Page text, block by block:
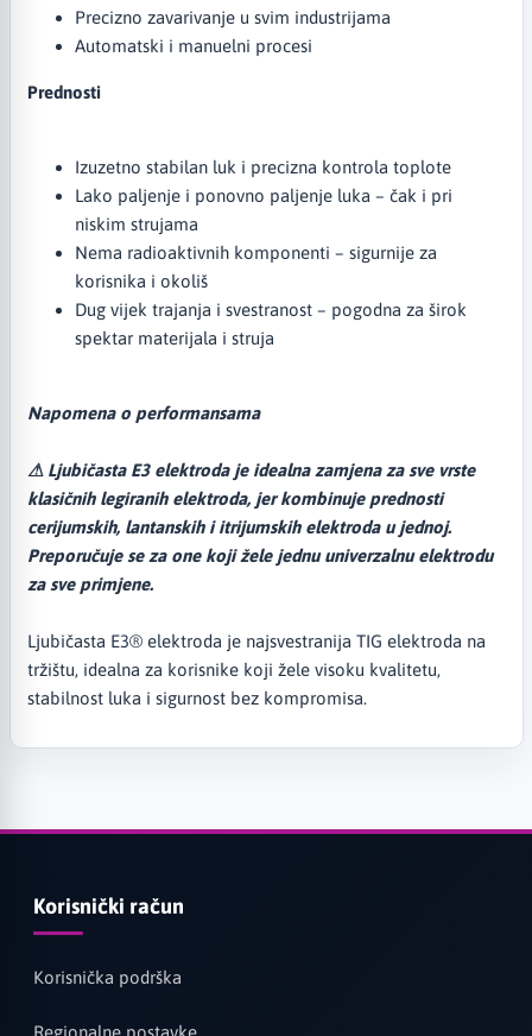
Precizno zavarivanje u svim industrijama
Automatski i manuelni procesi
Prednosti
Izuzetno stabilan luk i precizna kontrola toplote
Lako paljenje i ponovno paljenje luka – čak i pri
niskim strujama
Nema radioaktivnih komponenti – sigurnije za
korisnika i okoliš
Dug vijek trajanja i svestranost – pogodna za širok
spektar materijala i struja
Napomena o performansama
⚠ Ljubičasta E3 elektroda je idealna zamjena za sve vrste
klasičnih legiranih elektroda, jer kombinuje prednosti
cerijumskih, lantanskih i itrijumskih elektroda u jednoj.
Preporučuje se za one koji žele jednu univerzalnu elektrodu
za sve primjene.
Ljubičasta E3® elektroda je najsvestranija TIG elektroda na
tržištu, idealna za korisnike koji žele visoku kvalitetu,
stabilnost luka i sigurnost bez kompromisa.
Korisnički račun
Korisnička podrška